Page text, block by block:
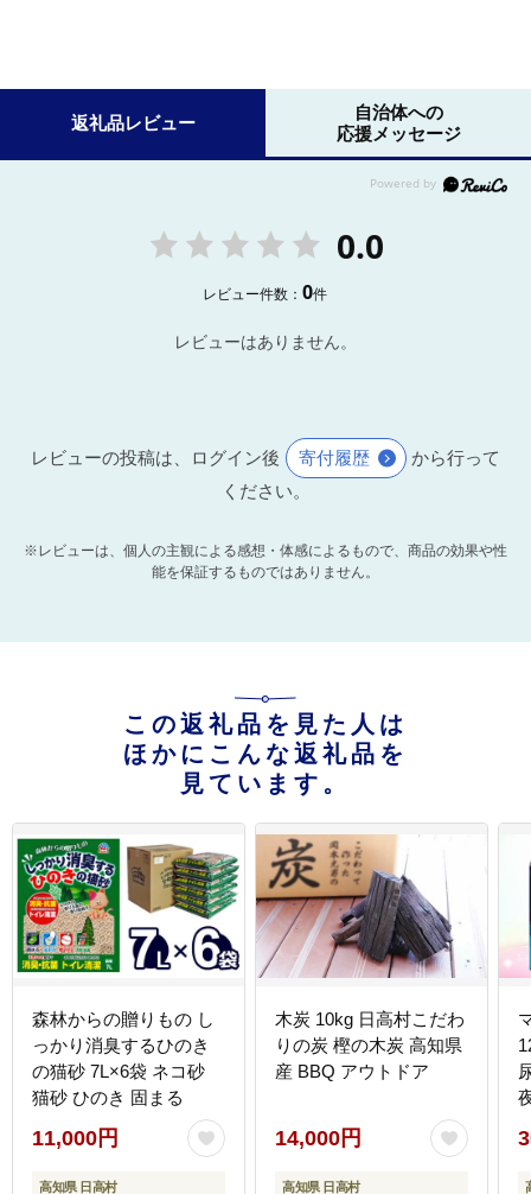
返礼品レビュー
自治体への
応援メッセージ
0.0
レビュー件数：0件
レビューはありません。
レビューの投稿は、ログイン後 寄付履歴
から行って
ください。
※レビューは、個人の主観による感想・体感によるもので、商品の効果や性
能を保証するものではありません。
この返礼品を見た人は
ほかにこんな返礼品を
見ています。
森林からの贈りもの し
っかり消臭するひのき
の猫砂 7L×6袋 ネコ砂
猫砂 ひのき 固まる
11,000円
高知県 日高村
木炭 10kg 日高村こだわ
りの炭 樫の木炭 高知県
産 BBQ アウトドア
14,000円
高知県 日高村